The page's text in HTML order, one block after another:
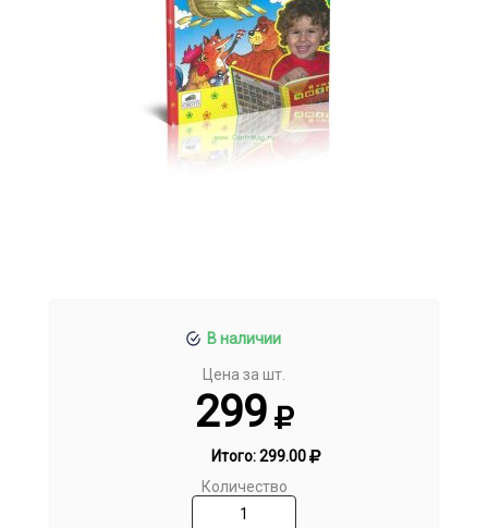
В наличии
Цена за шт.
299
Итого:299.00
Количество